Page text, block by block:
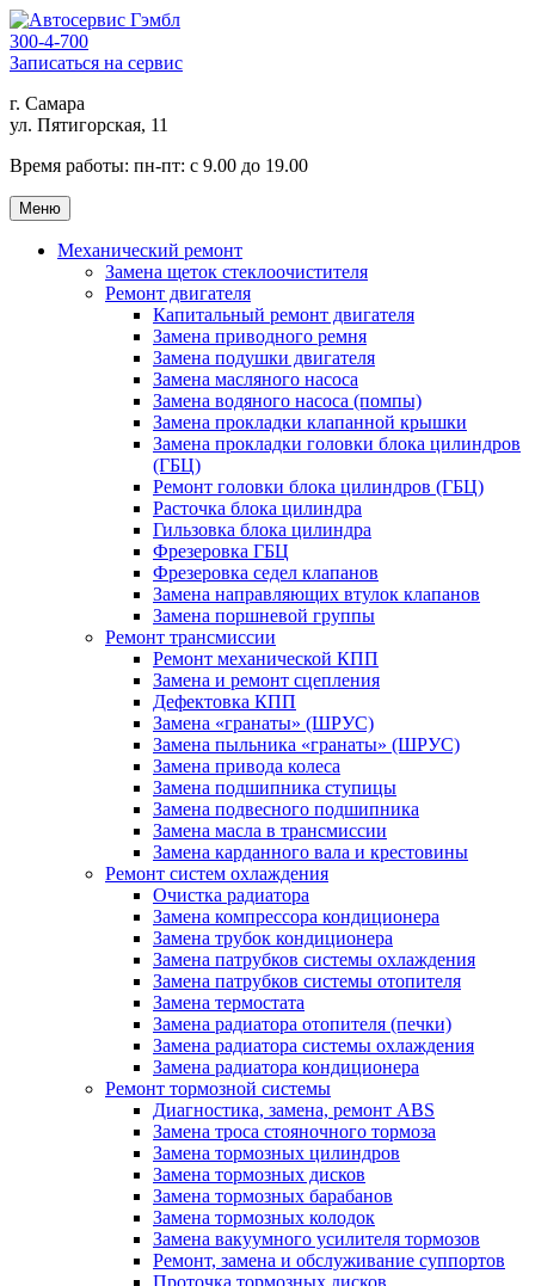
300-4-700
Записаться на сервис
г. Самара
ул. Пятигорская, 11
Время работы: пн-пт: с 9.00 до 19.00
Меню
Механический ремонт
Замена щеток стеклоочистителя
Ремонт двигателя
Капитальный ремонт двигателя
Замена приводного ремня
Замена подушки двигателя
Замена масляного насоса
Замена водяного насоса (помпы)
Замена прокладки клапанной крышки
Замена прокладки головки блока цилиндров
(ГБЦ)
Ремонт головки блока цилиндров (ГБЦ)
Расточка блока цилиндра
Гильзовка блока цилиндра
Фрезеровка ГБЦ
Фрезеровка седел клапанов
Замена направляющих втулок клапанов
Замена поршневой группы
Ремонт трансмиссии
Ремонт механической КПП
Замена и ремонт сцепления
Дефектовка КПП
Замена «гранаты» (ШРУС)
Замена пыльника «гранаты» (ШРУС)
Замена привода колеса
Замена подшипника ступицы
Замена подвесного подшипника
Замена масла в трансмиссии
Замена карданного вала и крестовины
Ремонт систем охлаждения
Очистка радиатора
Замена компрессора кондиционера
Замена трубок кондиционера
Замена патрубков системы охлаждения
Замена патрубков системы отопителя
Замена термостата
Замена радиатора отопителя (печки)
Замена радиатора системы охлаждения
Замена радиатора кондиционера
Ремонт тормозной системы
Диагностика, замена, ремонт ABS
Замена троса стояночного тормоза
Замена тормозных цилиндров
Замена тормозных дисков
Замена тормозных барабанов
Замена тормозных колодок
Замена вакуумного усилителя тормозов
Ремонт, замена и обслуживание суппортов
Проточка тормозных дисков